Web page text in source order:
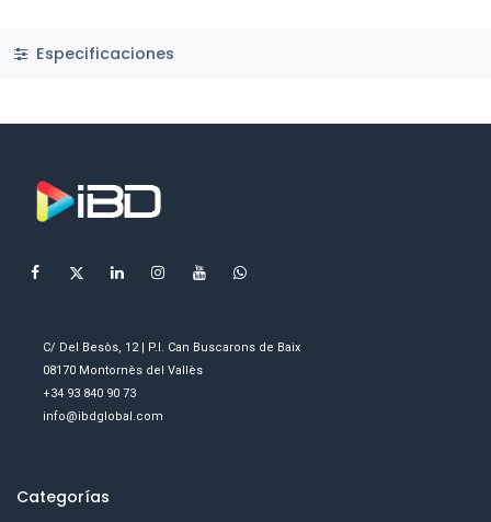
Especificaciones
C/ Del Besòs, 12 | P.I. Can Buscarons de Baix
08170 Montornès del Vallès
+34 93 840 90 73
info@ibdglobal.com
Categorías